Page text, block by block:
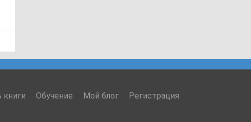
книги Обучение Мой блог Регистрация